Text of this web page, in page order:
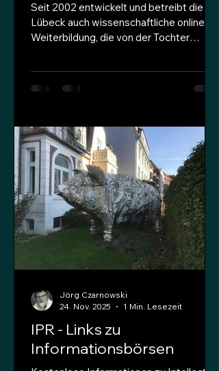
Seit 2002 entwickelt und betreibt die TH
Lübeck auch wissenschaftliche online-
Weiterbildung, die von der Tochter
Entwicklung der Potenziale von kreativen
Hochschulen/Institute bieten
inzwischen auch ein Fernstudium zum
Patentingenieur an. Berliner Hochschule
für Technik IP for IP – Intellectual
Property for Intellectual People GmbH
Universität Jena vgl
IPR - Links zu
Informationsbörsen
Jörg Czarnowski
24. Nov. 2025
1 Min. Lesezeit